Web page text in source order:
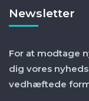
Newsletter
For at modtage
dig vores
vedhæftede